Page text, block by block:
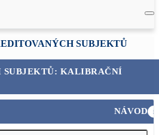
SUBJEKTŮ
SUBJEKTŮ: KALIBRAČNÍ
NÁVOD i